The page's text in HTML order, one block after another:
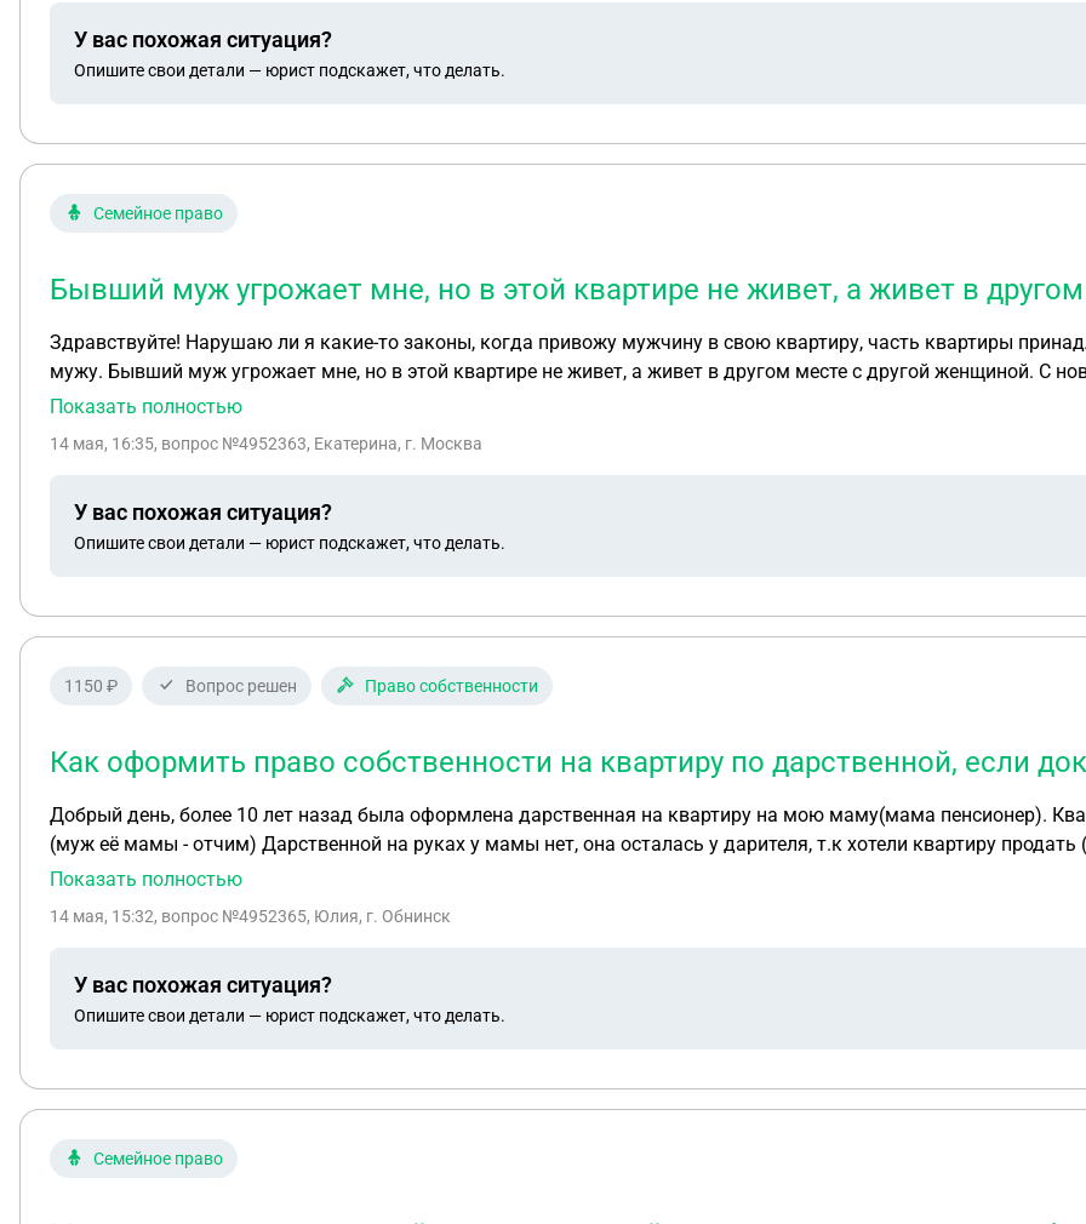
У вас похожая ситуация?
Опишите свои детали — юрист подскажет, что делать.
Семейное право
Бывший муж угрожает мне, но в этой квартире не живет, а живет в
Здравствуйте! Нарушаю ли я какие-то законы, когда привожу мужчину в свою квартиру, часть квартиры
мужу. Бывший муж угрожает мне, но в этой квартире не живет, а живет в другом месте с другой женщиной. С
планируем, вместе не живем, но он приезжает ко мне, остается на выходные.
Показать полностью
14 мая, 16:35, вопрос №4952363, Екатерина, г. Москва
У вас похожая ситуация?
Опишите свои детали — юрист подскажет, что делать.
1150 ₽ Вопрос решен Право собственности
Как оформить право собственности на квартиру по дарственной, если
Добрый день, более 10 лет назад была оформлена дарственная на квартиру на мою маму(мама пенсионер).
(муж её мамы - отчим) Дарственной на руках у мамы нет, она осталась у дарителя, т.к хотели квартиру
для продажи), но продавать не стали. В январе этого года даритель умер. Как теперь быть моей маме ? Кроме ключей от
Показать полностью
14 мая, 15:32, вопрос №4952365, Юлия, г. Обнинск
У вас похожая ситуация?
Опишите свои детали — юрист подскажет, что делать.
Семейное право